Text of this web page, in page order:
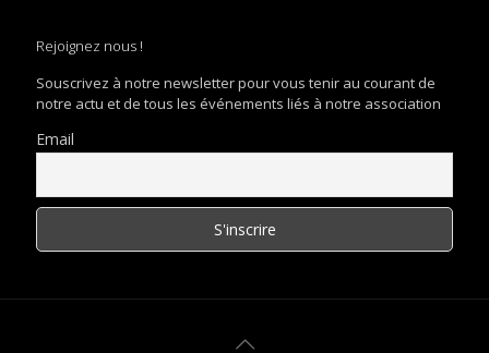
Rejoignez nous !
Souscrivez à notre newsletter pour vous tenir au courant de
notre actu et de tous les événements liés à notre association
Email